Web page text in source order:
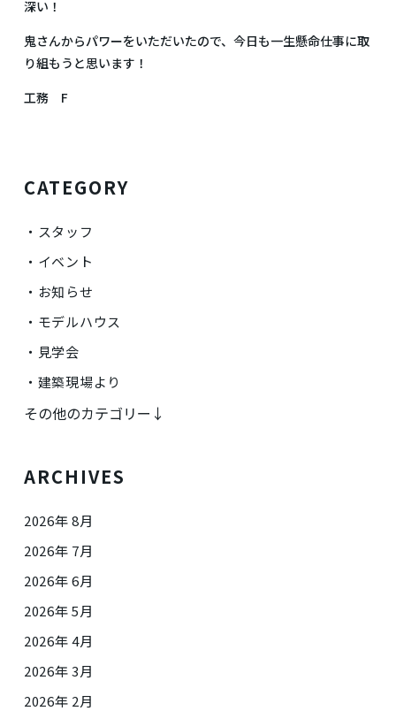
深い！
鬼さんからパワーをいただいたので、今日も一生懸命仕事に取
り組もうと思います！
工務 F
CATEGORY
スタッフ
イベント
お知らせ
モデルハウス
見学会
建築現場より
その他のカテゴリー↓
ARCHIVES
2026年 8月
2026年 7月
2026年 6月
2026年 5月
2026年 4月
2026年 3月
2026年 2月